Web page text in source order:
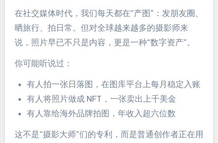
在社交媒体时代，我们每天都在“产图”：发朋友圈、
晒旅行、拍日常。但对全球越来越多的摄影师来
说，照片早已不只是内容，更是一种“数字资产”。
你可能听说过：
有人拍一张日落图，在图库平台上每月稳定入账
有人将照片做成 NFT，一张卖出上千美金
有人靠给海外品牌拍图，年收入超六位数
这不是“摄影大师”们的专利，而是普通创作者正在用